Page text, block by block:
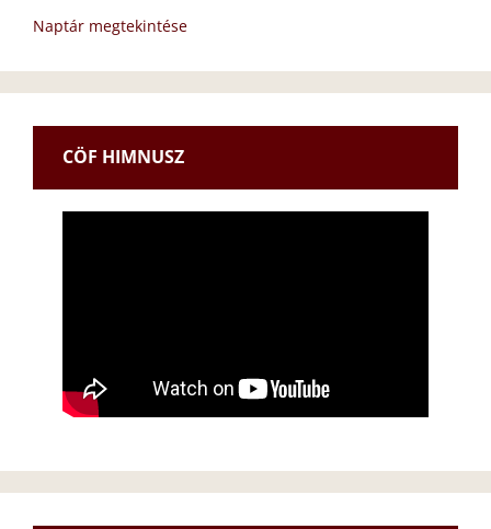
Naptár megtekintése
CÖF HIMNUSZ